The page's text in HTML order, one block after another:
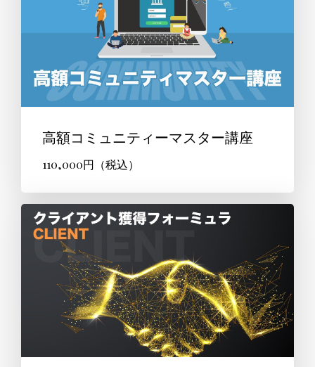
高額コミュニティーマスター講座
110,000円（税込）